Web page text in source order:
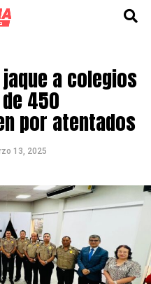
a colegios
450
por atentados
13, 2025